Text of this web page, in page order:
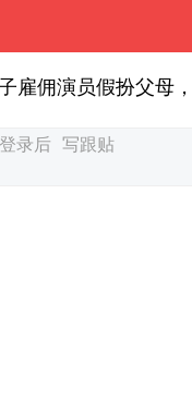
雇佣演员假扮父母